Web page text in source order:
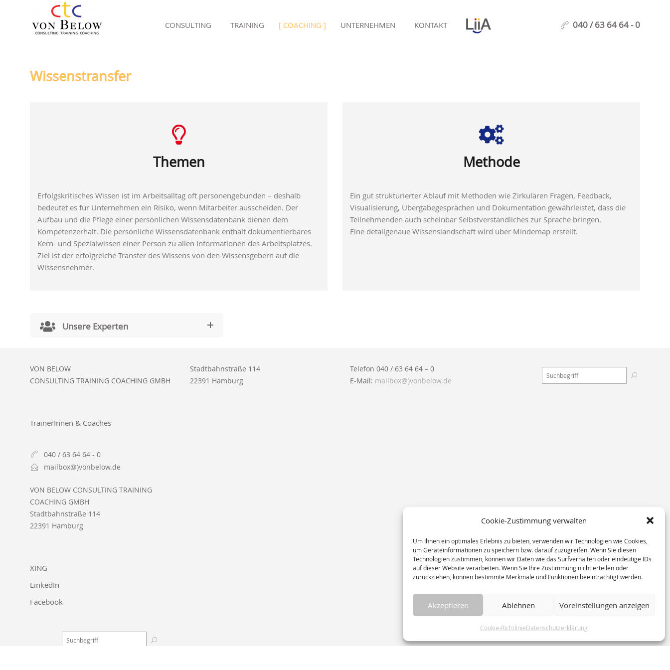
Cookie-Zustimmung verwalten
Um Ihnen ein optimales Erlebnis zu bieten, verwenden wir Technologien wie Cookies,
um Geräteinformationen zu speichern bzw. darauf zuzugreifen. Wenn Sie diesen
Technologien zustimmen, können wir Daten wie das Surfverhalten oder eindeutige IDs
auf dieser Website verarbeiten. Wenn Sie Ihre Zustimmung nicht erteilen oder
zurückziehen, können bestimmte Merkmale und Funktionen beeinträchtigt werden.
Akzeptieren Ablehnen Voreinstellungen anzeigen
Cookie-RichtlinieDatenschutzerklärung
040 / 63 64 64 - 0
CONSULTING TRAINING COACHING UNTERNEHMEN KONTAKT
Wissenstransfer
Themen
Erfolgskritisches Wissen ist im Arbeitsalltag oft personengebunden – deshalb
bedeutet es für Unternehmen ein Risiko, wenn Mitarbeiter ausscheiden. Der
Aufbau und die Pflege einer persönlichen Wissensdatenbank dienen dem
Kompetenzerhalt. Die persönliche Wissensdatenbank enthält dokumentierbares
Kern- und Spezialwissen einer Person zu allen Informationen des Arbeitsplatzes.
Ziel ist der erfolgreiche Transfer des Wissens von den Wissensgebern auf die
Wissensnehmer.
Methode
Ein gut strukturierter Ablauf mit Methoden wie Zirkulären Fragen, Feedback,
Visualisierung, Übergabegesprächen und Dokumentation gewährleistet, dass die
Teilnehmenden auch scheinbar Selbstverständliches zur Sprache bringen.
Eine detailgenaue Wissenslandschaft wird über Mindemap erstellt.
Unsere Experten
VON BELOW
CONSULTING TRAINING COACHING GMBH
TrainerInnen & Coaches
040 / 63 64 64 - 0
mailbox@)vonbelow.de
VON BELOW CONSULTING TRAINING
COACHING GMBH
Stadtbahnstraße 114
22391 Hamburg
XING
LinkedIn
Facebook
Stadtbahnstraße 114
22391 Hamburg
Telefon 040 / 63 64 64 – 0
E-Mail: mailbox@)vonbelow.de